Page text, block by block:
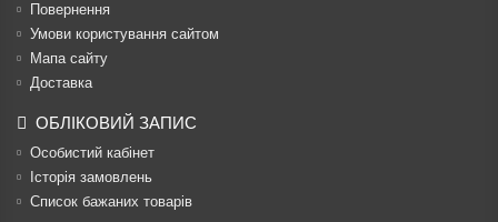
Повернення
Умови користування сайтом
Мапа сайту
Доставка
ОБЛІКОВИЙ ЗАПИС
Особистий кабінет
Історія замовлень
Список бажаних товарів